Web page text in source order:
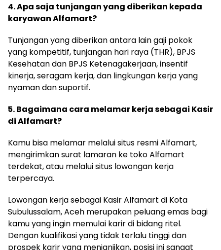
4. Apa saja tunjangan yang diberikan kepada
karyawan Alfamart?
Tunjangan yang diberikan antara lain gaji pokok
yang kompetitif, tunjangan hari raya (THR), BPJS
Kesehatan dan BPJS Ketenagakerjaan, insentif
kinerja, seragam kerja, dan lingkungan kerja yang
nyaman dan suportif.
5. Bagaimana cara melamar kerja sebagai Kasir
di Alfamart?
Kamu bisa melamar melalui situs resmi Alfamart,
mengirimkan surat lamaran ke toko Alfamart
terdekat, atau melalui situs lowongan kerja
terpercaya.
Lowongan kerja sebagai Kasir Alfamart di Kota
Subulussalam, Aceh merupakan peluang emas bagi
kamu yang ingin memulai karir di bidang ritel.
Dengan kualifikasi yang tidak terlalu tinggi dan
prospek karir yang menjanjikan, posisi ini sangat